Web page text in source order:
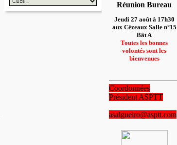
Réunion Bureau
Jeudi 27 août à 17h30
aux Cézeaux Salle n°15
Bât A
Toutes les bonnes
volontés sont les
bienvenues
Coordonnées
Président ASPTT
asalgueiro@asptt.com